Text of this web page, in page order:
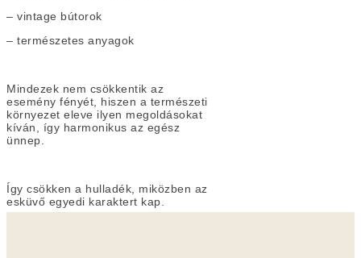
– vintage bútorok
– természetes anyagok
Mindezek nem csökkentik az
esemény fényét, hiszen a természeti
környezet eleve ilyen megoldásokat
kíván, így harmonikus az egész
ünnep.
Így csökken a hulladék, miközben az
esküvő egyedi karaktert kap.